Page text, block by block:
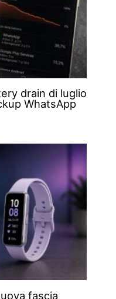
drain di luglio
WhatsApp
fascia